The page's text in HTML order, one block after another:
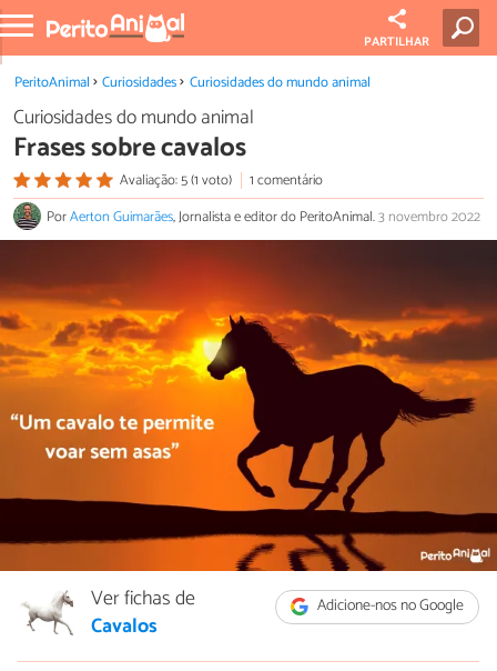
PARTILHAR
PeritoAnimal Curiosidades Curiosidades do mundo animal
Curiosidades do mundo animal
Frases sobre cavalos
Avaliação: 5 (1 voto)
1 comentário
PorAerton Guimarães, Jornalista e editor do PeritoAnimal.3 novembro 2022
Adicione-nos no Google
Ver fichas de
Cavalos